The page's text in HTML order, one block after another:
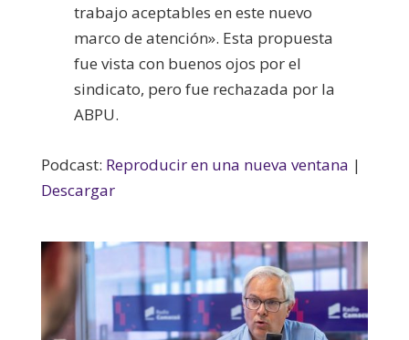
trabajo aceptables en este nuevo
marco de atención». Esta propuesta
fue vista con buenos ojos por el
sindicato, pero fue rechazada por la
ABPU.
Podcast: Reproducir en una nueva ventana |
Descargar